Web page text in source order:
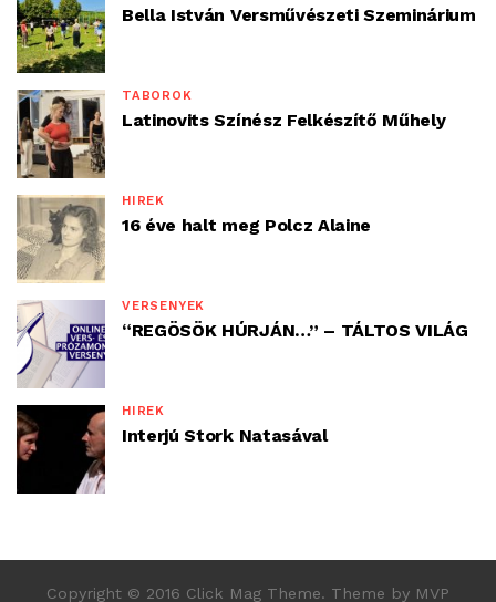
Bella István Versművészeti Szeminárium
TÁBOROK
Latinovits Színész Felkészítő Műhely
HÍREK
16 éve halt meg Polcz Alaine
VERSENYEK
“REGÖSÖK HÚRJÁN…” – TÁLTOS VILÁG
HÍREK
Interjú Stork Natasával
Copyright © 2016 Click Mag Theme. Theme by MVP